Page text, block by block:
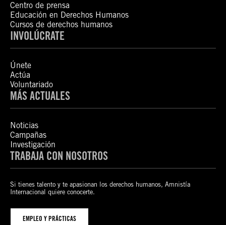
Centro de prensa
Educación en Derechos Humanos
Cursos de derechos humanos
INVOLÚCRATE
Únete
Actúa
Voluntariado
MÁS ACTUALES
Noticias
Campañas
Investigación
TRABAJA CON NOSOTROS
Si tienes talento y te apasionan los derechos humanos, Amnistía
Internacional quiere conocerte.
EMPLEO Y PRÁCTICAS